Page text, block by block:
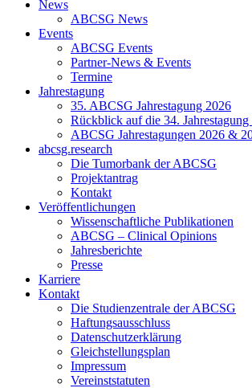
News
ABCSG News
Events
ABCSG Events
Partner-News & Events
Termine
Jahrestagung
35. ABCSG Jahrestagung 2026
Rückblick auf die 34.
ABCSG Jahrestagungen 2026 &
abcsg.research
Die Tumorbank der ABCSG
Projektantrag
Kontakt
Veröffentlichungen
Wissenschaftliche Publikationen
ABCSG – Clinical Opinions
Jahresberichte
Presse
Karriere
Kontakt
Die Studienzentrale der ABCSG
Haftungsausschluss
Datenschutzerklärung
Gleichstellungsplan
Impressum
Vereinststatuten